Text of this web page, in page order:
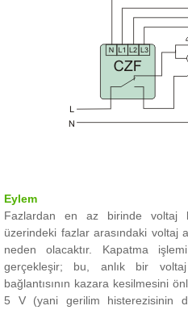
Eylem
Fazlardan en az birinde voltaj
üzerindeki fazlar arasındaki voltaj
neden olacaktır. Kapatma
gerçekleşir; bu, anlık bir
bağlantısının kazara kesilmesini
5 V (yani gerilim histerezisinin